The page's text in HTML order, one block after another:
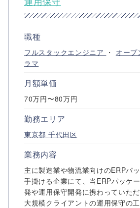
職種
フルスタックエンジニア ・ オープ
ラマ
月額単価
70万円〜80万円
勤務エリア
東京都 千代田区
業務内容
主に製造業や物流業向けのERPパ
手掛ける企業にて、当ERPパッケ
発や運用保守開発に携わっていただ
大規模クライアントの運用保守の工